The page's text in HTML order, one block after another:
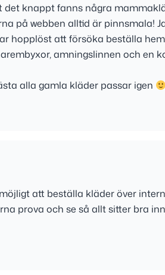
knappt fanns några
på webben alltid är pinnsmala!
hopplöst att försöka beställa
amningslinnen och en
alla gamla kläder passar igen
att beställa kläder över
prova och se så allt sitter bra